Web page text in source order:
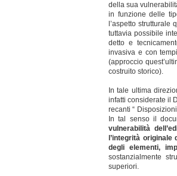
della sua
in funzione delle
l’aspetto
tuttavia possibile
detto e
invasiva e con
(approccio
costruito storico).
In tale ultima
infatti considerate il
recanti “
In tal senso il
vulnerabilità
l’integrità
degli elementi,
sostanzialmente
superiori.